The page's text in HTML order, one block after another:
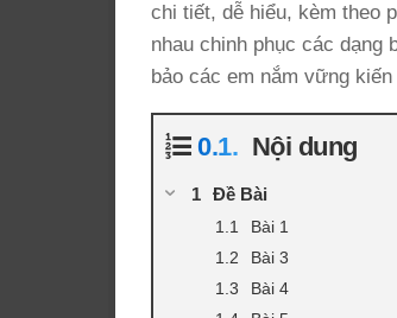
chi tiết, dễ hiểu, kèm theo
nhau chinh phục các dạng
bảo các em nắm vững
Nội dung
Đề Bài
Bài 1
Bài 3
Bài 4